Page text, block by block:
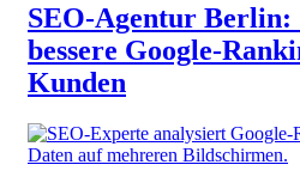
SEO-Agentur Berlin:
bessere Google-
Kunden